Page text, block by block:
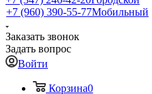
+7 (960) 390-55-77Мобильный
Заказать звонок
Задать вопрос
Войти
Корзина0